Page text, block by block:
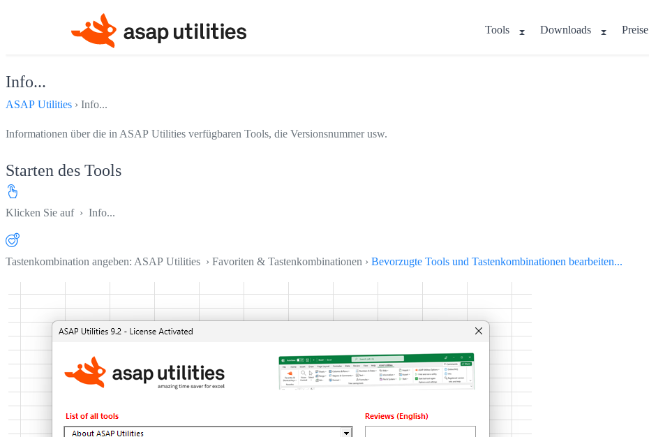
Tools Downloads Preise
Info...
ASAP Utilities › Info...
Informationen über die in ASAP Utilities verfügbaren Tools, die Versionsnummer usw.
Starten des Tools
Klicken Sie auf › Info...
Tastenkombination angeben: ASAP Utilities › Favoriten & Tastenkombinationen › Bevorzugte Tools und Tastenkombinationen bearbeiten...